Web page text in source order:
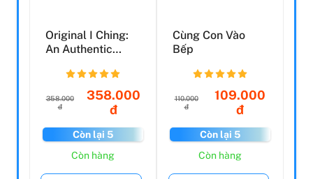
Original I Ching:
An Authentic
The ...
358.000
đ
358.000
đ
Còn lại 5
Còn hàng
Cùng Con Vào
Bếp
110.000
đ
109.000
đ
Còn lại 5
Còn hàng